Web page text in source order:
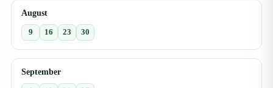
August
9 16 23 30
September